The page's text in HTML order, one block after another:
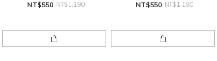
NT$550 NT$1,190 NT$550 NT$1,190